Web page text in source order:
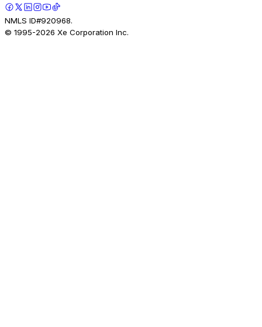
NMLS ID#920968.
© 1995-2026 Xe Corporation Inc.